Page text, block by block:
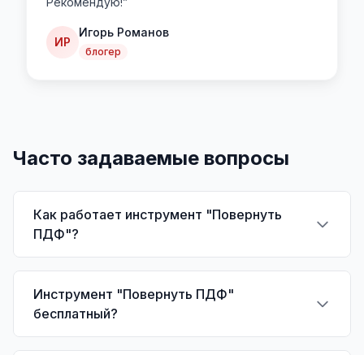
ИР
Игорь Романов
блогер
Часто задаваемые вопросы
Как работает инструмент "Повернуть
ПДФ"?
Инструмент "Повернуть ПДФ"
бесплатный?